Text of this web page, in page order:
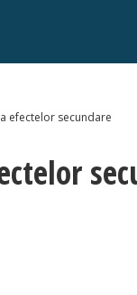
efectelor secundare